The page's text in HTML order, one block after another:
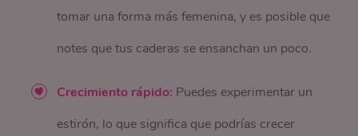
tomar una forma más femenina, y es posible que
notes que tus caderas se ensanchan un poco.
Crecimiento rápido: Puedes experimentar un
estirón, lo que significa que podrías crecer